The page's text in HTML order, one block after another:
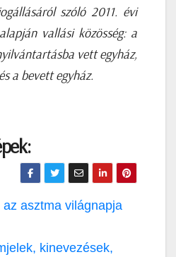
szóló 2011. évi
vallási közösség: a
vett egyház,
a bevett egyház.
asztma világnapja
kinevezések,